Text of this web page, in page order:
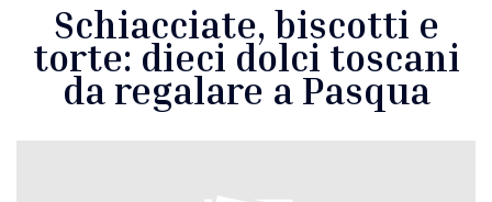
Schiacciate, biscotti e
torte: dieci dolci toscani
da regalare a Pasqua